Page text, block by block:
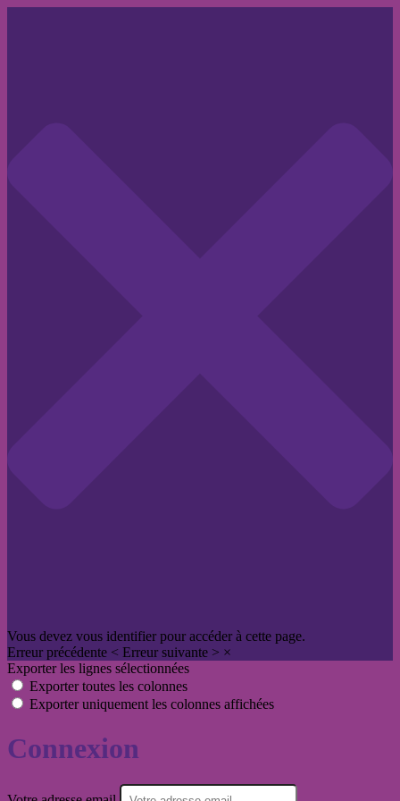
Vous devez vous identifier pour accéder à cette page.
Erreur précédente < Erreur suivante > ×
Exporter les lignes sélectionnées
Exporter toutes les colonnes
Exporter uniquement les colonnes affichées
Connexion